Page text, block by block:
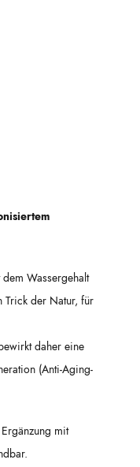
Wassergehalt
Trick der Natur, für
daher eine
(Anti-Aging-
mit